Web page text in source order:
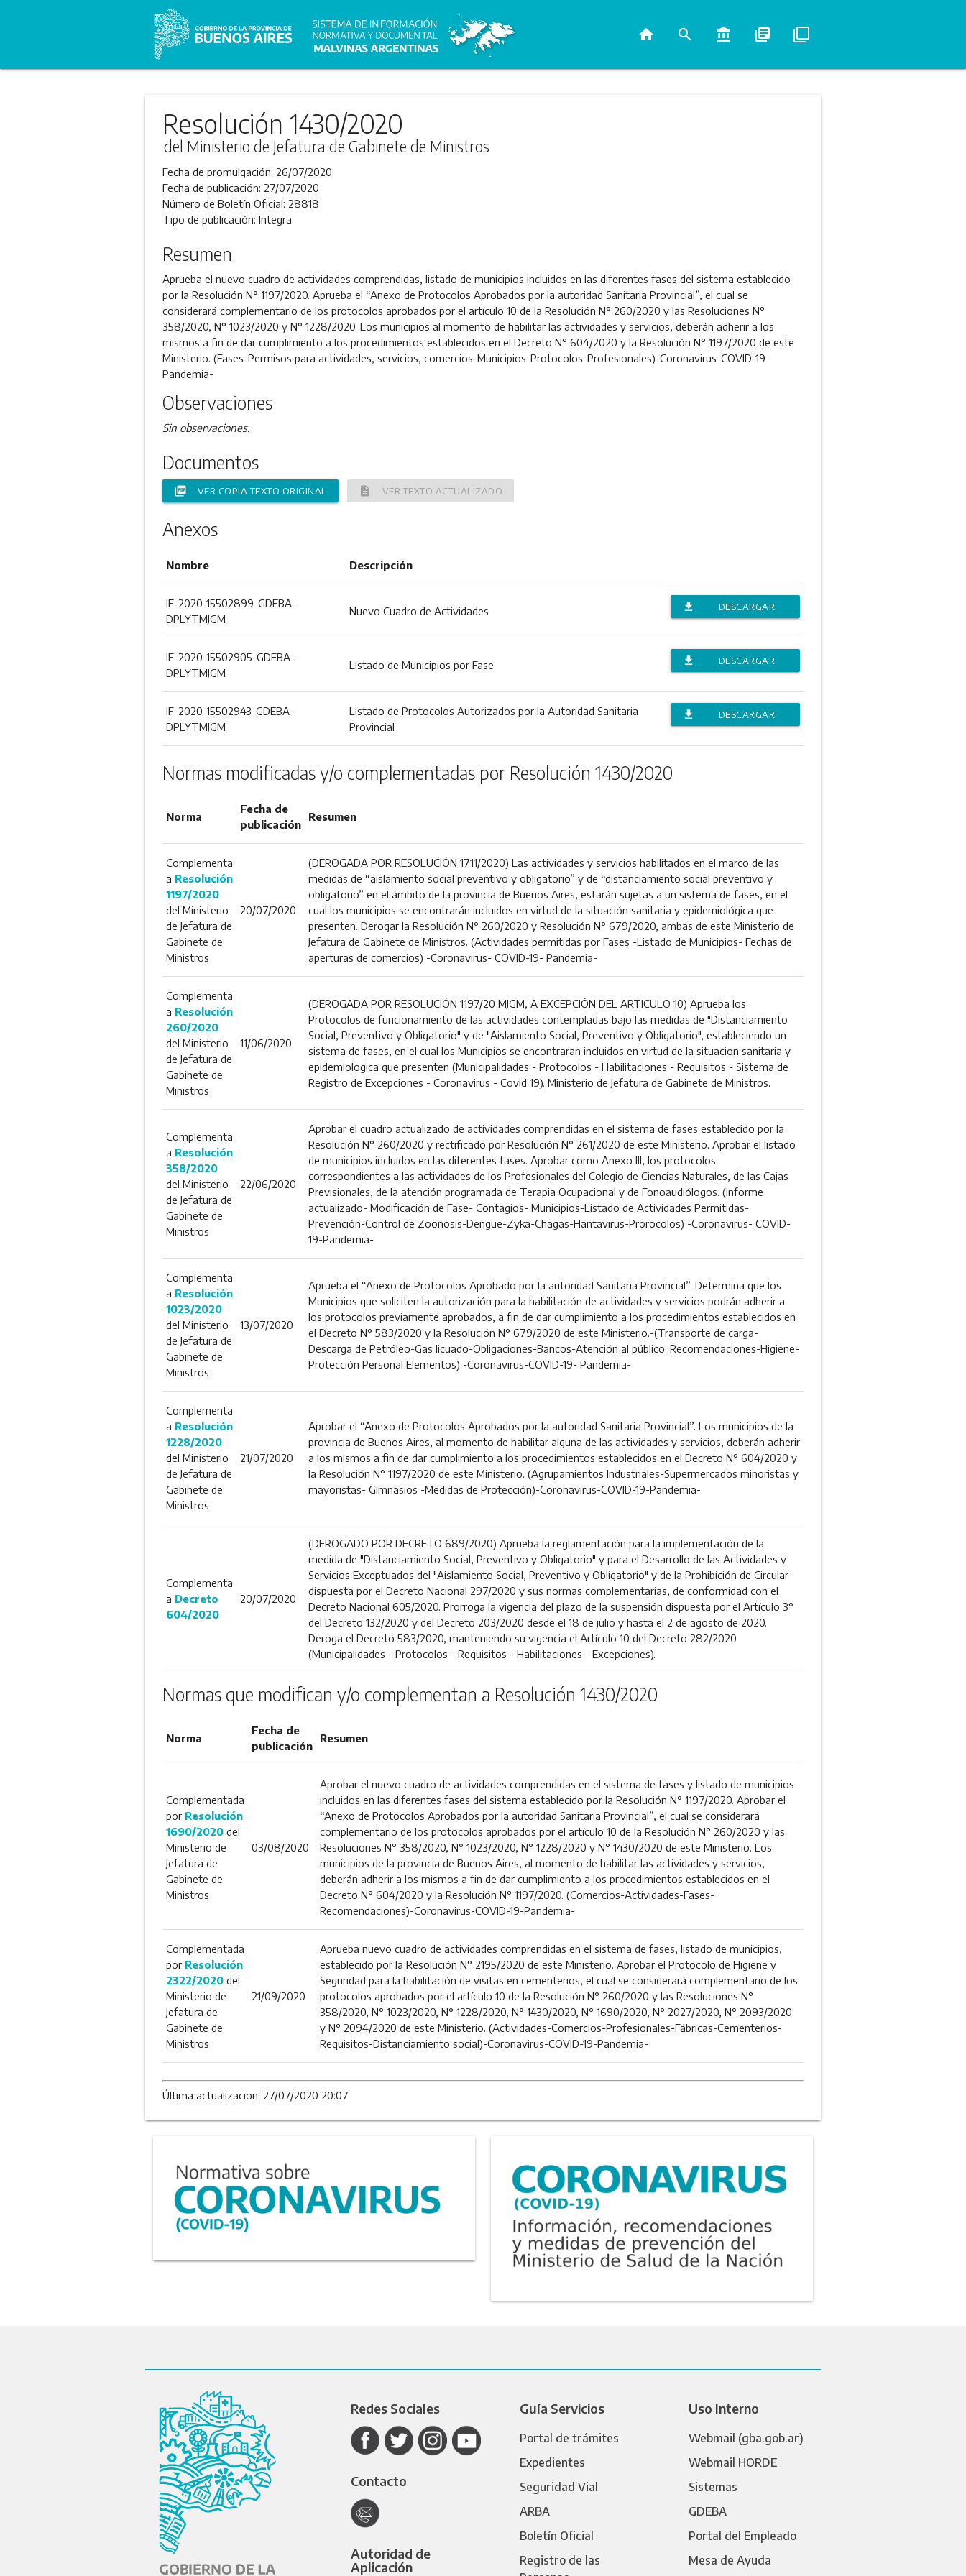
home search account_balance library_books filter_none
Resolución 1430/2020
del Ministerio de Jefatura de Gabinete de Ministros
Fecha de promulgación: 26/07/2020
Fecha de publicación: 27/07/2020
Número de Boletín Oficial: 28818
Tipo de publicación: Integra
Resumen
Aprueba el nuevo cuadro de actividades comprendidas, listado de municipios incluidos en las diferentes fases del sistema establecido
por la Resolución N° 1197/2020. Aprueba el “Anexo de Protocolos Aprobados por la autoridad Sanitaria Provincial”, el cual se
considerará complementario de los protocolos aprobados por el artículo 10 de la Resolución N° 260/2020 y las Resoluciones N°
358/2020, N° 1023/2020 y N° 1228/2020. Los municipios al momento de habilitar las actividades y servicios, deberán adherir a los
mismos a fin de dar cumplimiento a los procedimientos establecidos en el Decreto N° 604/2020 y la Resolución N° 1197/2020 de este
Ministerio. (Fases-Permisos para actividades, servicios, comercios-Municipios-Protocolos-Profesionales)-Coronavirus-COVID-19-
Pandemia-
Observaciones
Sin observaciones.
Documentos
picture_as_pdf VER COPIA TEXTO ORIGINAL description VER TEXTO ACTUALIZADO
Anexos
Nombre Descripción
IF-2020-15502899-GDEBA-
DPLYTMJGM
Nuevo Cuadro de Actividades file_download
DESCARGAR
IF-2020-15502905-GDEBA-
DPLYTMJGM
Listado de Municipios por Fase file_download
DESCARGAR
IF-2020-15502943-GDEBA-
DPLYTMJGM
Listado de Protocolos Autorizados por la Autoridad Sanitaria
Provincial
file_download
DESCARGAR
Normas modificadas y/o complementadas por Resolución 1430/2020
Norma
Fecha de
publicación
Resumen
Complementa
a Resolución
1197/2020
del Ministerio
de Jefatura de
Gabinete de
Ministros
20/07/2020
(DEROGADA POR RESOLUCIÓN 1711/2020) Las actividades y servicios habilitados en el marco de las
medidas de “aislamiento social preventivo y obligatorio” y de “distanciamiento social preventivo y
obligatorio” en el ámbito de la provincia de Buenos Aires, estarán sujetas a un sistema de fases, en el
cual los municipios se encontrarán incluidos en virtud de la situación sanitaria y epidemiológica que
presenten. Derogar la Resolución N° 260/2020 y Resolución N° 679/2020, ambas de este Ministerio de
Jefatura de Gabinete de Ministros. (Actividades permitidas por Fases -Listado de Municipios- Fechas de
aperturas de comercios) -Coronavirus- COVID-19- Pandemia-
Complementa
a Resolución
260/2020
del Ministerio
de Jefatura de
Gabinete de
Ministros
11/06/2020
(DEROGADA POR RESOLUCIÓN 1197/20 MJGM, A EXCEPCIÓN DEL ARTICULO 10) Aprueba los
Protocolos de funcionamiento de las actividades contempladas bajo las medidas de "Distanciamiento
Social, Preventivo y Obligatorio" y de "Aislamiento Social, Preventivo y Obligatorio", estableciendo un
sistema de fases, en el cual los Municipios se encontraran incluidos en virtud de la situacion sanitaria y
epidemiologica que presenten (Municipalidades - Protocolos - Habilitaciones - Requisitos - Sistema de
Registro de Excepciones - Coronavirus - Covid 19). Ministerio de Jefatura de Gabinete de Ministros.
Complementa
a Resolución
358/2020
del Ministerio
de Jefatura de
Gabinete de
Ministros
22/06/2020
Aprobar el cuadro actualizado de actividades comprendidas en el sistema de fases establecido por la
Resolución N° 260/2020 y rectificado por Resolución N° 261/2020 de este Ministerio. Aprobar el listado
de municipios incluidos en las diferentes fases. Aprobar como Anexo III, los protocolos
correspondientes a las actividades de los Profesionales del Colegio de Ciencias Naturales, de las Cajas
Previsionales, de la atención programada de Terapia Ocupacional y de Fonoaudiólogos. (Informe
actualizado- Modificación de Fase- Contagios- Municipios-Listado de Actividades Permitidas-
Prevención-Control de Zoonosis-Dengue-Zyka-Chagas-Hantavirus-Prorocolos) -Coronavirus- COVID-
19-Pandemia-
Complementa
a Resolución
1023/2020
del Ministerio
de Jefatura de
Gabinete de
Ministros
13/07/2020
Aprueba el “Anexo de Protocolos Aprobado por la autoridad Sanitaria Provincial”. Determina que los
Municipios que soliciten la autorización para la habilitación de actividades y servicios podrán adherir a
los protocolos previamente aprobados, a fin de dar cumplimiento a los procedimientos establecidos en
el Decreto N° 583/2020 y la Resolución N° 679/2020 de este Ministerio.-(Transporte de carga-
Descarga de Petróleo-Gas licuado-Obligaciones-Bancos-Atención al público. Recomendaciones-Higiene-
Protección Personal Elementos) -Coronavirus-COVID-19- Pandemia-
Complementa
a Resolución
1228/2020
del Ministerio
de Jefatura de
Gabinete de
Ministros
21/07/2020
Aprobar el “Anexo de Protocolos Aprobados por la autoridad Sanitaria Provincial”. Los municipios de la
provincia de Buenos Aires, al momento de habilitar alguna de las actividades y servicios, deberán adherir
a los mismos a fin de dar cumplimiento a los procedimientos establecidos en el Decreto N° 604/2020 y
la Resolución N° 1197/2020 de este Ministerio. (Agrupamientos Industriales-Supermercados minoristas y
mayoristas- Gimnasios -Medidas de Protección)-Coronavirus-COVID-19-Pandemia-
Complementa
a Decreto
604/2020
20/07/2020
(DEROGADO POR DECRETO 689/2020) Aprueba la reglamentación para la implementación de la
medida de "Distanciamiento Social, Preventivo y Obligatorio" y para el Desarrollo de las Actividades y
Servicios Exceptuados del "Aislamiento Social, Preventivo y Obligatorio" y de la Prohibición de Circular
dispuesta por el Decreto Nacional 297/2020 y sus normas complementarias, de conformidad con el
Decreto Nacional 605/2020. Prorroga la vigencia del plazo de la suspensión dispuesta por el Artículo 3°
del Decreto 132/2020 y del Decreto 203/2020 desde el 18 de julio y hasta el 2 de agosto de 2020.
Deroga el Decreto 583/2020, manteniendo su vigencia el Artículo 10 del Decreto 282/2020
(Municipalidades - Protocolos - Requisitos - Habilitaciones - Excepciones).
Normas que modifican y/o complementan a Resolución 1430/2020
Norma
Fecha de
publicación
Resumen
Complementada
por Resolución
1690/2020del
Ministerio de
Jefatura de
Gabinete de
Ministros
03/08/2020
Aprobar el nuevo cuadro de actividades comprendidas en el sistema de fases y listado de municipios
incluidos en las diferentes fases del sistema establecido por la Resolución N° 1197/2020. Aprobar el
“Anexo de Protocolos Aprobados por la autoridad Sanitaria Provincial”, el cual se considerará
complementario de los protocolos aprobados por el artículo 10 de la Resolución N° 260/2020 y las
Resoluciones N° 358/2020, N° 1023/2020, N° 1228/2020 y N° 1430/2020 de este Ministerio. Los
municipios de la provincia de Buenos Aires, al momento de habilitar las actividades y servicios,
deberán adherir a los mismos a fin de dar cumplimiento a los procedimientos establecidos en el
Decreto N° 604/2020 y la Resolución N° 1197/2020. (Comercios-Actividades-Fases-
Recomendaciones)-Coronavirus-COVID-19-Pandemia-
Complementada
por Resolución
2322/2020del
Ministerio de
Jefatura de
Gabinete de
Ministros
21/09/2020
Aprueba nuevo cuadro de actividades comprendidas en el sistema de fases, listado de municipios,
establecido por la Resolución N° 2195/2020 de este Ministerio. Aprobar el Protocolo de Higiene y
Seguridad para la habilitación de visitas en cementerios, el cual se considerará complementario de los
protocolos aprobados por el artículo 10 de la Resolución N° 260/2020 y las Resoluciones N°
358/2020, N° 1023/2020, N° 1228/2020, N° 1430/2020, N° 1690/2020, N° 2027/2020, N° 2093/2020
y N° 2094/2020 de este Ministerio. (Actividades-Comercios-Profesionales-Fábricas-Cementerios-
Requisitos-Distanciamiento social)-Coronavirus-COVID-19-Pandemia-
Última actualizacion: 27/07/2020 20:07
Redes Sociales
Contacto
Autoridad de
Aplicación
Guía Servicios
Portal de trámites
Expedientes
Seguridad Vial
ARBA
Boletín Oficial
Registro de las
Uso Interno
Webmail (gba.gob.ar)
Webmail HORDE
Sistemas
GDEBA
Portal del Empleado
Mesa de Ayuda